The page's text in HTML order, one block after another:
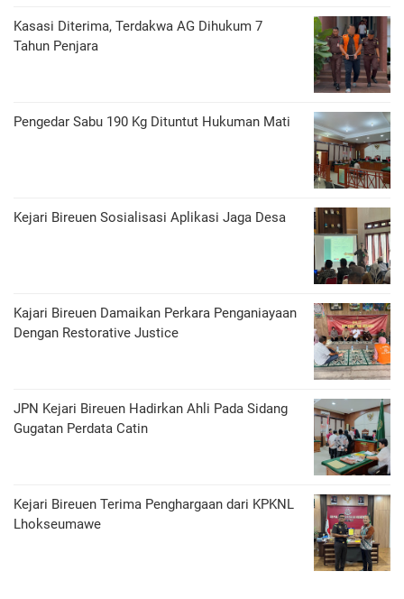
Kasasi Diterima, Terdakwa AG Dihukum 7
Tahun Penjara
Pengedar Sabu 190 Kg Dituntut Hukuman Mati
Kejari Bireuen Sosialisasi Aplikasi Jaga Desa
Kajari Bireuen Damaikan Perkara Penganiayaan
Dengan Restorative Justice
JPN Kejari Bireuen Hadirkan Ahli Pada Sidang
Gugatan Perdata Catin
Kejari Bireuen Terima Penghargaan dari KPKNL
Lhokseumawe